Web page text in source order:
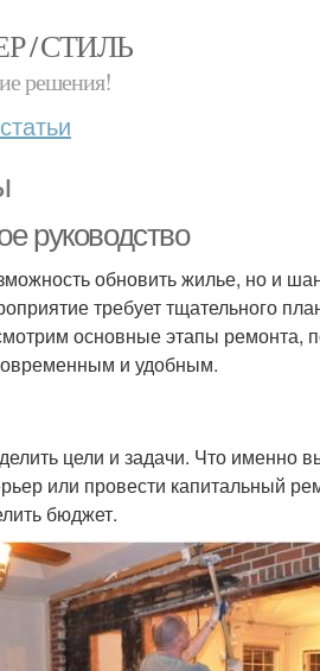
/ СТИЛЬ
решения!
статьи
руководство
обновить жилье, но и
требует тщательного
основные этапы ремонта,
и удобным.
цели и задачи. Что именно
или провести капитальный
бюджет.